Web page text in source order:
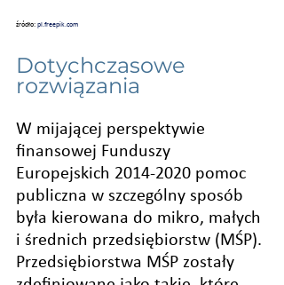
źródło: pl.freepik.com
Dotychczasowe
rozwiązania
W mijającej perspektywie
finansowej Funduszy
Europejskich 2014-2020 pomoc
publiczna w szczególny sposób
była kierowana do mikro, małych
i średnich przedsiębiorstw (MŚP).
Przedsiębiorstwa MŚP zostały